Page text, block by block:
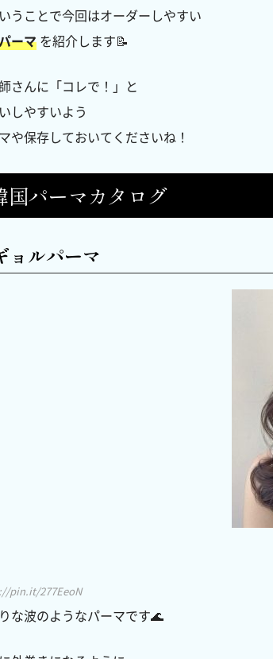
うことで今回はオーダーしやすい
ーマを紹介します📝
さんに「コレで！」と
しやすいよう
や保存しておいてくださいね！
国パーマカタログ
ョルパーマ
pin.it/277EeoN
な波のようなパーマです🌊